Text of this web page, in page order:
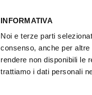
INFORMATIVA
Noi e terze parti
consenso, anche per
rendere non disponibili le
trattiamo i dati personali